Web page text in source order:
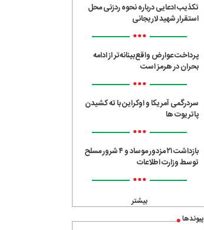
تکذیب ادعایی درباره نحوه ردزنی محل
استقرار شهید لاریجانی
•••
پرداخت عوارض واقع‌بینانه‌تر از ادامه
بحران در هرمز است
•••
سردرگمی آمریکا و اوکراین با ته کشیدن
پاتریوت ها
•••
بازداشت ۲۱ مزدور موساد و ۴ شرور مسلح
توسط وزارت اطلاعات
•••
بیشتر
پیوندها